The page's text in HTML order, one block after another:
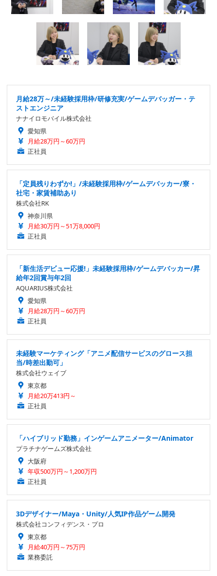
月給28万～/未経験採用枠/研修充実/ゲームデバッガー・テ
ストエンジニア
ナナイロモバイル株式会社
愛知県
月給28万円～60万円
正社員
「定員残りわずか!」/未経験採用枠/ゲームデバッカー/寮・
社宅・家賃補助あり
株式会社RK
神奈川県
月給30万円～51万8,000円
正社員
「新生活デビュー応援!」未経験採用枠/ゲームデバッカー/昇
給年2回賞与年2回
AQUARIUS株式会社
愛知県
月給28万円～60万円
正社員
未経験マーケティング「アニメ配信サービスのグロース担
当/時差出勤可」
株式会社ウェイブ
東京都
月給20万413円～
正社員
「ハイブリッド勤務」インゲームアニメーター/Animator
プラチナゲームズ株式会社
大阪府
年収500万円～1,200万円
正社員
3Dデザイナー/Maya・Unity/人気IP作品ゲーム開発
株式会社コンフィデンス・プロ
東京都
月給40万円～75万円
業務委託